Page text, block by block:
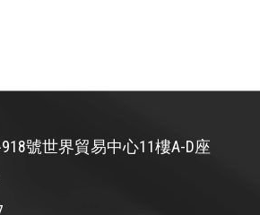
號世界貿易中心11樓A-D座